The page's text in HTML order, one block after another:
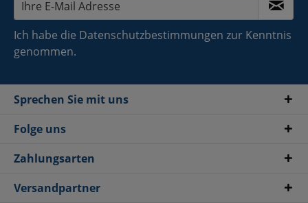
Ich habe die Datenschutzbestimmungen zur Kenntnis
genommen.
Sprechen Sie mit uns
Folge uns
Zahlungsarten
Versandpartner